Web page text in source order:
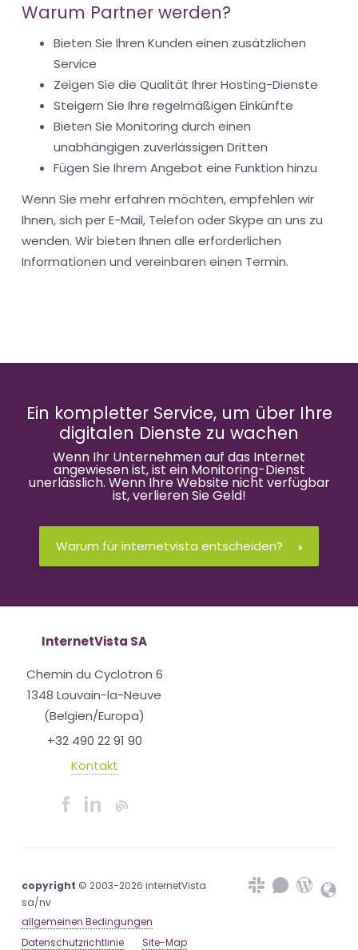
Warum Partner werden?
Bieten Sie Ihren Kunden einen zusätzlichen
Service
Zeigen Sie die Qualität Ihrer Hosting-Dienste
Steigern Sie Ihre regelmäßigen Einkünfte
Bieten Sie Monitoring durch einen
unabhängigen zuverlässigen Dritten
Fügen Sie Ihrem Angebot eine Funktion hinzu
Wenn Sie mehr erfahren möchten, empfehlen wir
Ihnen, sich per E-Mail, Telefon oder Skype an uns zu
wenden. Wir bieten Ihnen alle erforderlichen
Informationen und vereinbaren einen Termin.
Ein kompletter Service, um über Ihre
digitalen Dienste zu wachen
Wenn Ihr Unternehmen auf das Internet
angewiesen ist, ist ein Monitoring-Dienst
unerlässlich. Wenn Ihre Website nicht verfügbar
ist, verlieren Sie Geld!
Warum für internetvista entscheiden?
InternetVista SA
Chemin du Cyclotron 6
1348 Louvain-la-Neuve
(Belgien/Europa)
+32 490 22 91 90
Kontakt
copyright © 2003-2026 internetVista
sa/nv
allgemeinen Bedingungen
Datenschutzrichtlinie
Site-Map